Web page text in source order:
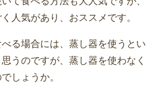
人気があり、おススメです。
る場合には、蒸し器を使うとい
うのですが、蒸し器を使わなく
しょうか。